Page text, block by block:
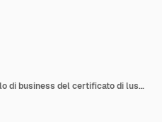
Design moderno del modello di business del certificato di lusso con sfumatura rossa